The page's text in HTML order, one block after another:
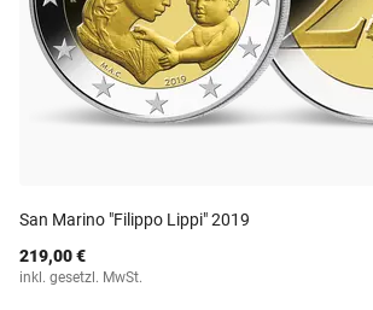
San Marino "Filippo Lippi" 2019
219,00 €
inkl. gesetzl. MwSt.